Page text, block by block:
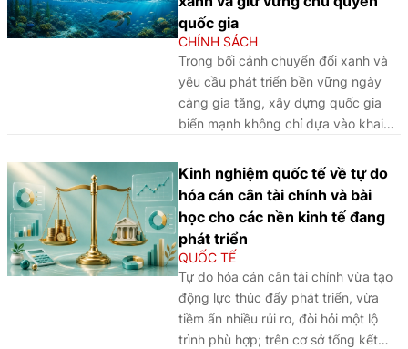
tới.
quốc gia
CHÍNH SÁCH
Trong bối cảnh chuyển đổi xanh và
yêu cầu phát triển bền vững ngày
càng gia tăng, xây dựng quốc gia
biển mạnh không chỉ dựa vào khai
hải, mà phải được đặt trên nền tảng
quản trị biển hiện đại, nâng cao năng
lực khoa học - công nghệ cũng như
bảo vệ vững chắc chủ quyền quốc
gia trên biển.
Kinh nghiệm quốc tế về tự do
hóa cán cân tài chính và bài
học cho các nền kinh tế đang
phát triển
QUỐC TẾ
Tự do hóa cán cân tài chính vừa tạo
động lực thúc đẩy phát triển, vừa
tiềm ẩn nhiều rủi ro, đòi hỏi một lộ
trình phù hợp; trên cơ sở tổng kết